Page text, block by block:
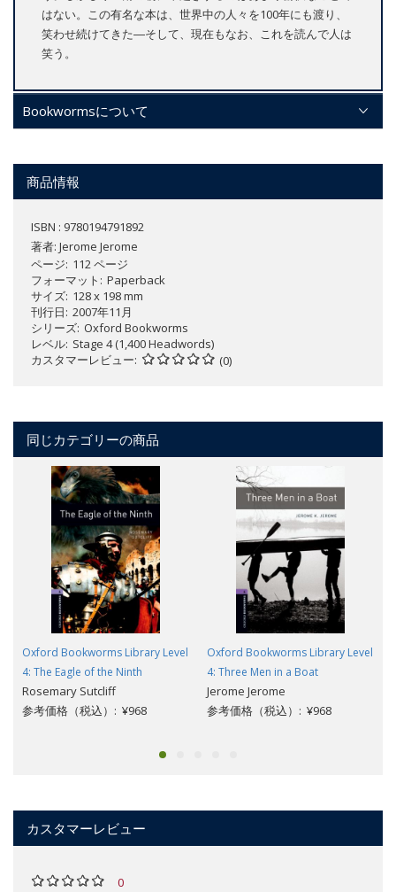
はない。この有名な本は、世界中の人々を100年にも渡り、
笑わせ続けてきた―そして、現在もなお、これを読んで人は
笑う。
Bookwormsについて
商品情報
ISBN : 9780194791892
著者: Jerome Jerome
ページ 112 ページ
フォーマット
Paperback
サイズ 128 x 198 mm
刊行日 2007年11月
シリーズ Oxford Bookworms
レベル Stage 4 (1,400 Headwords)
カスタマーレビュー
(0)
同じカテゴリーの商品
Oxford Bookworms Library Level
4: The Eagle of the Ninth
Rosemary Sutcliff
参考価格（税込）: ¥968
Oxford Bookworms Library Level
4: Three Men in a Boat
Jerome Jerome
参考価格（税込）: ¥968
カスタマーレビュー
0